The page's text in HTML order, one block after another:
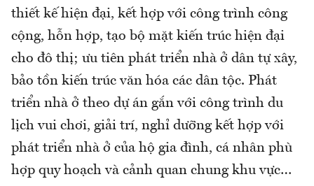
thiết kế hiện đại, kết hợp với công trình công
cộng, hỗn hợp, tạo bộ mặt kiến trúc hiện đại
cho đô thị; ưu tiên phát triển nhà ở dân tự xây,
bảo tồn kiến trúc văn hóa các dân tộc. Phát
triển nhà ở theo dự án gắn với công trình du
lịch vui chơi, giải trí, nghỉ dưỡng kết hợp với
phát triển nhà ở của hộ gia đình, cá nhân phù
hợp quy hoạch và cảnh quan chung khu vực…